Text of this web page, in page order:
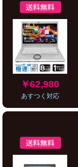
￥62,980
あすつく対応